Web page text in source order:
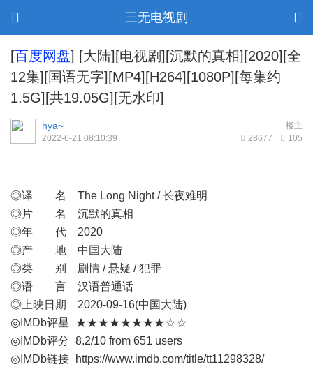
三无电视剧
[百度网盘] [大陆][电视剧][沉默的真相][2020][全
12集][国语无字][MP4][H264][1080P][每集约
1.5G][共19.05G][无水印]
楼主
hya~
28677 105
2022-6-21 08:10:39
◎译 名 The Long Night / 长夜难明
◎片 名 沉默的真相
◎年 代 2020
◎产 地 中国大陆
◎类 别 剧情 / 悬疑 / 犯罪
◎语 言 汉语普通话
◎上映日期 2020-09-16(中国大陆)
◎IMDb评星 ★★★★★★★★☆☆
◎IMDb评分 8.2/10 from 651 users
◎IMDb链接
https://www.imdb.com/title/tt11298328/